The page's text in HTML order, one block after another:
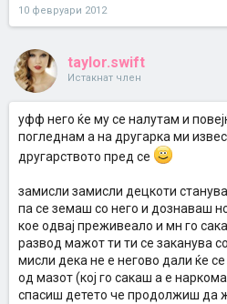
10 февруари 2012
taylor.swift
Истакнат член
уфф него ќе му се налутам и
погледнам а на другарка ми
другарството пред се
замисли замисли децкоти
па се земаш со него и дознаваш
кое одвај преживеало и мн го
развод мажот ти ти се заканува
мисли дека не е негово дали ќе
од мазот (кој го сакаш а е
спасиш детето че продолжиш да